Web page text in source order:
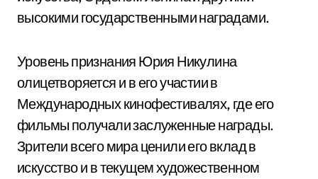
высокими государственными наградами.
Уровень признания Юрия Никулина
олицетворяется и в его участии в
Международных кинофестивалях, где его
фильмы получали заслуженные награды.
Зрители всего мира ценили его вклад в
искусство и в текущем художественном